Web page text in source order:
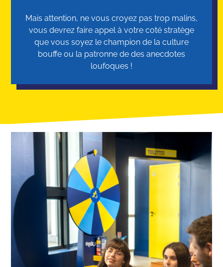
Mais attention, ne vous croyez pas trop malins,
vous devrez faire appel à votre coté stratège
que vous soyez le champion de la culture
bouffe ou la patronne de des anecdotes
loufoques !